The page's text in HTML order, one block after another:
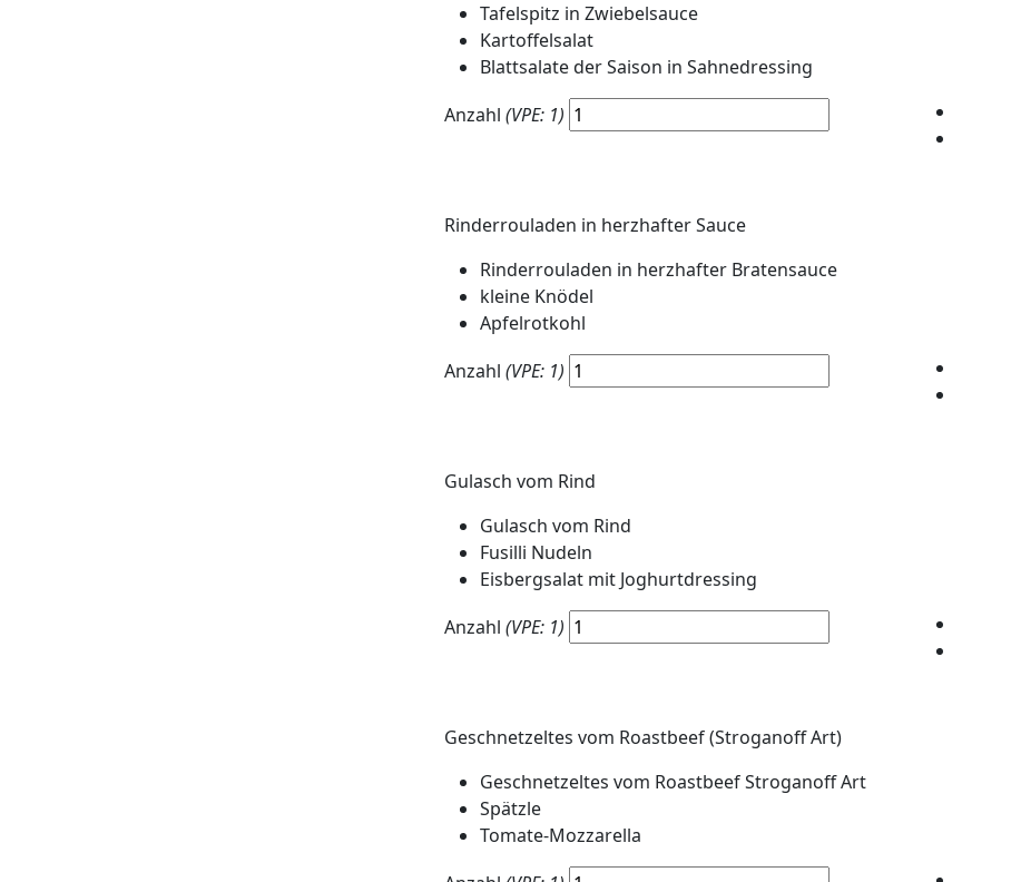
Tafelspitz in Zwiebelsauce
Kartoffelsalat
Blattsalate der Saison in Sahnedressing
Anzahl (VPE: 1)
Rinderrouladen in herzhafter Sauce
Rinderrouladen in herzhafter Bratensauce
kleine Knödel
Apfelrotkohl
Anzahl (VPE: 1)
Gulasch vom Rind
Gulasch vom Rind
Fusilli Nudeln
Eisbergsalat mit Joghurtdressing
Anzahl (VPE: 1)
Geschnetzeltes vom Roastbeef (Stroganoff Art)
Geschnetzeltes vom Roastbeef Stroganoff Art
Spätzle
Tomate-Mozzarella